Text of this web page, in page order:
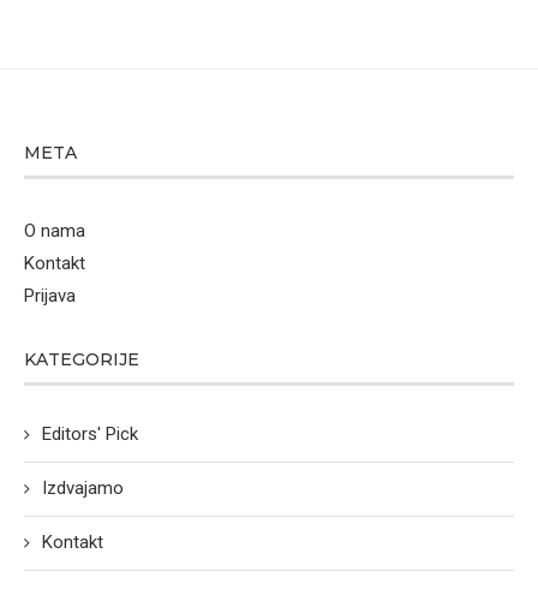
META
O nama
Kontakt
Prijava
KATEGORIJE
Editors' Pick
Izdvajamo
Kontakt